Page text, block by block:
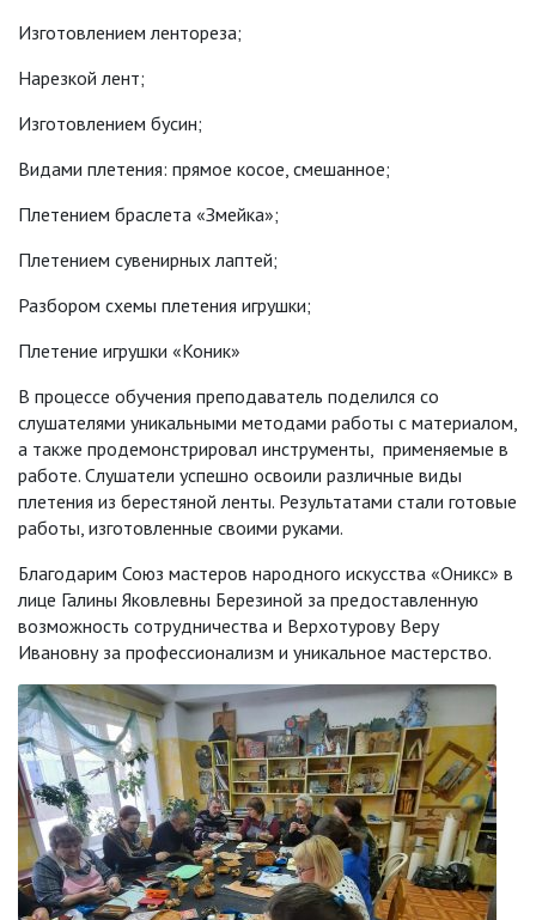
Изготовлением лентореза;
Нарезкой лент;
Изготовлением бусин;
Видами плетения: прямое косое, смешанное;
Плетением браслета «Змейка»;
Плетением сувенирных лаптей;
Разбором схемы плетения игрушки;
Плетение игрушки «Коник»
В процессе обучения преподаватель поделился со
слушателями уникальными методами работы с материалом,
а также продемонстрировал инструменты, применяемые в
работе. Слушатели успешно освоили различные виды
плетения из берестяной ленты. Результатами стали готовые
работы, изготовленные своими руками.
Благодарим Союз мастеров народного искусства «Оникс» в
лице Галины Яковлевны Березиной за предоставленную
возможность сотрудничества и Верхотурову Веру
Ивановну за профессионализм и уникальное мастерство.